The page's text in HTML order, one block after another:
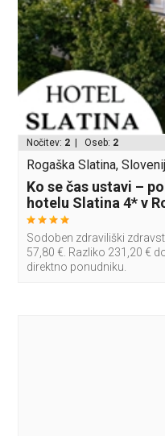
Nočitev: 2 | Oseb: 2
Rogaška Slatina,
Ko se čas ustavi –
hotelu Slatina 4* v
Sodoben zdraviliški
57,80 €. Razliko 231,20 €
direktno ponudniku.